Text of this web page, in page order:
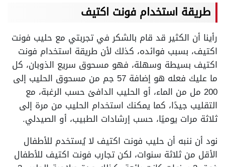
طريقة استخدام فونت اكتيف
رأينا أن الكثير قد قام بالشكر في تجربتي مع حليب فونت
اكتيف، بسبب فوائده، كذلك لأن طريقة استخدام فونت
اكتيف بسيطة وسهلة، فهو مسحوق سريع الذوبان، كل
ما عليك فعله هو إضافة 57 جم من مسحوق الحليب إلى
200 مل من الماء، أو الحليب الدافئ حسب الرغبة، مع
التقليب جيدًا، كما يمكنك استخدام الحليب من مرة إلى
ثلاثة مرات يوميًا، حسب إرشادات الطبيب، أو الصيدلي.
نود أن ننبه أن حليب فونت اكتيف لا يُستخدم للأطفال
الأقل من ثلاثة سنوات، لكن تجارب فونت اكتيف للأطفال